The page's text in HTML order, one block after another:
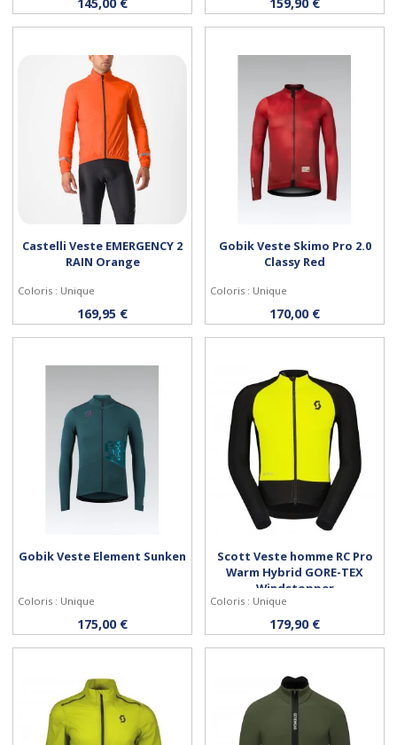
Personnaliser
Castelli Veste EMERGENCY 2
RAIN Orange
Coloris : Unique
169,95 € Personnaliser
Gobik Veste Skimo Pro 2.0
Classy Red
Coloris : Unique
170,00 €
Personnaliser
Gobik Veste Element Sunken
Coloris : Unique
175,00 € Personnaliser
Scott Veste homme RC Pro
Warm Hybrid GORE-TEX
Windstopper
Coloris : Unique
179,90 €